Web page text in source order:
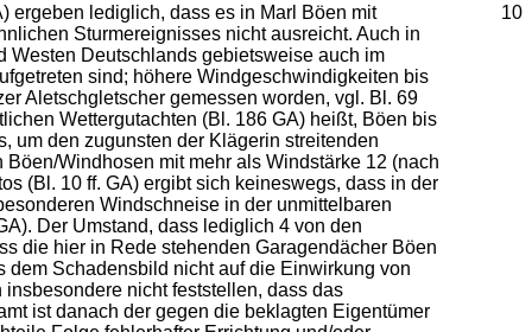
10
ergeben lediglich, dass es in Marl Böen mit
Sturmereignisses nicht ausreicht. Auch in
Westen Deutschlands gebietsweise auch im
sind; höhere Windgeschwindigkeiten bis
Aletschgletscher gemessen worden, vgl. Bl. 69
Wettergutachten (Bl. 186 GA) heißt, Böen bis
um den zugunsten der Klägerin streitenden
Windhosen mit mehr als Windstärke 12 (nach
(Bl. 10 ff. GA) ergibt sich keineswegs, dass in der
Windschneise in der unmittelbaren
Der Umstand, dass lediglich 4 von den
die hier in Rede stehenden Garagendächer Böen
dem Schadensbild nicht auf die Einwirkung von
nicht feststellen, dass das
ist danach der gegen die beklagten Eigentümer